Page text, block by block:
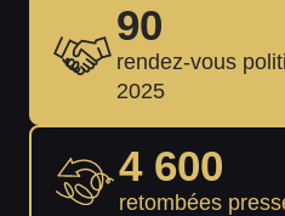
90
rendez-vous
2025
4 600
retombées